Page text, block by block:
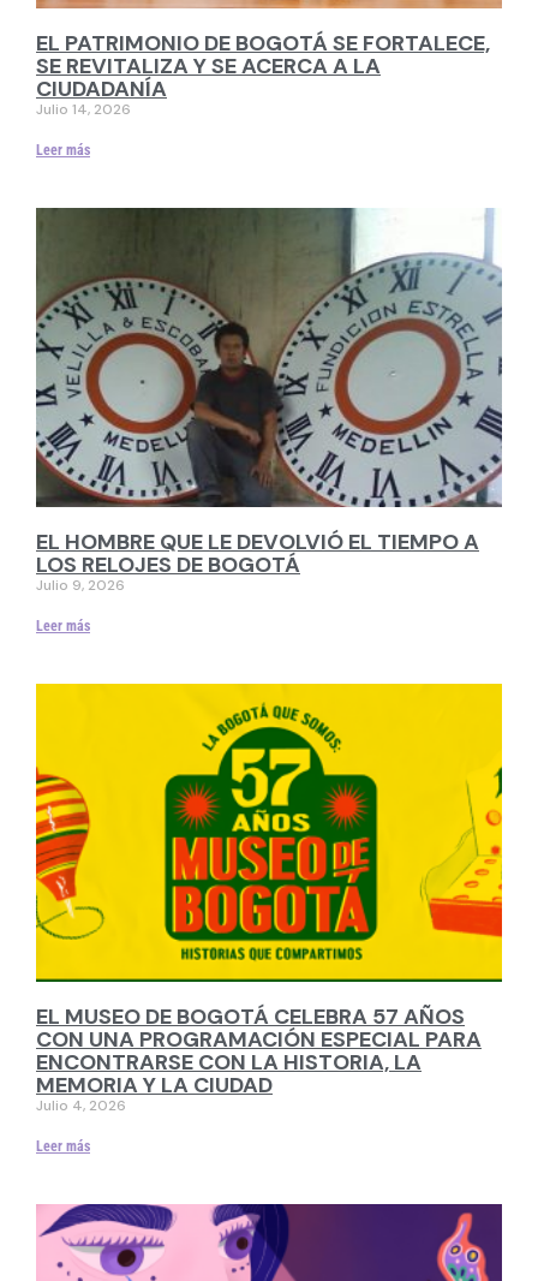
EL PATRIMONIO DE BOGOTÁ SE FORTALECE,
SE REVITALIZA Y SE ACERCA A LA
CIUDADANÍA
Julio 14, 2026
Leer más
EL HOMBRE QUE LE DEVOLVIÓ EL TIEMPO A
LOS RELOJES DE BOGOTÁ
Julio 9, 2026
Leer más
EL MUSEO DE BOGOTÁ CELEBRA 57 AÑOS
CON UNA PROGRAMACIÓN ESPECIAL PARA
ENCONTRARSE CON LA HISTORIA, LA
MEMORIA Y LA CIUDAD
Julio 4, 2026
Leer más